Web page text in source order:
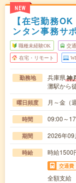
NEW
【在宅勤務
ンタン事務サ
職種未経験OK 交
在宅・リモート
勤務地 兵庫県神
灘駅から
曜日頻度 月～金（
時間 09:00～
期間 2026年
時給 時給1500
交通費
全額支給